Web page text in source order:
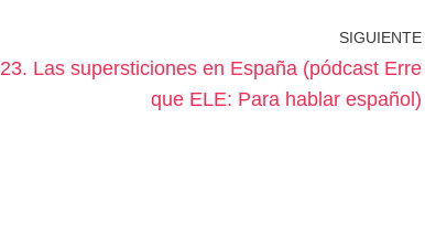
SIGUIENTE
23. Las supersticiones en España (pódcast Erre
que ELE: Para hablar español)